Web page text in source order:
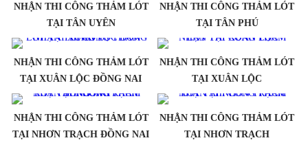
NHẬN THI CÔNG THẢM LÓT
TẠI TÂN UYÊN
NHẬN THI CÔNG THẢM LÓT
TẠI TÂN PHÚ
NHẬN THI CÔNG THẢM LÓT
TẠI XUÂN LỘC ĐỒNG NAI
NHẬN THI CÔNG THẢM LÓT
TẠI XUÂN LỘC
NHẬN THI CÔNG THẢM LÓT
TẠI NHƠN TRẠCH ĐỒNG NAI
NHẬN THI CÔNG THẢM LÓT
TẠI NHƠN TRẠCH